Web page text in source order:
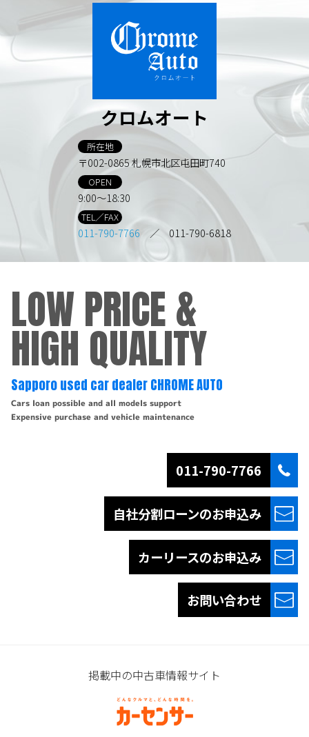
クロムオート
所在地
〒002-0865 札幌市北区屯田町740
OPEN
9:00～18:30
TEL／FAX
011-790-7766 ／ 011-790-6818
LOW PRICE &
HIGH QUALITY
Sapporo used car dealer CHROME AUTO
Cars loan possible and all models support
Expensive purchase and vehicle maintenance
011-790-7766
自社分割ローンのお申込み
カーリースのお申込み
お問い合わせ
掲載中の中古車情報サイト